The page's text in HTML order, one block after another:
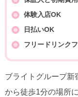
体験入店OK
日払いOK
フリードリンク
ブライトグループ新
から徒歩1分の場所